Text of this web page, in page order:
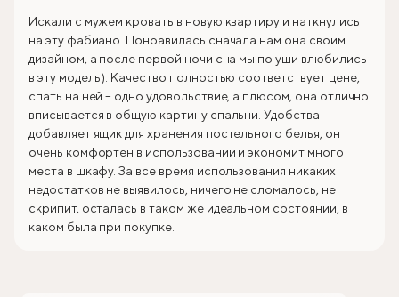
Искали с мужем кровать в новую квартиру и наткнулись
на эту фабиано. Понравилась сначала нам она своим
дизайном, а после первой ночи сна мы по уши влюбились
в эту модель). Качество полностью соответствует цене,
спать на ней – одно удовольствие, а плюсом, она отлично
вписывается в общую картину спальни. Удобства
добавляет ящик для хранения постельного белья, он
очень комфортен в использовании и экономит много
места в шкафу. За все время использования никаких
недостатков не выявилось, ничего не сломалось, не
скрипит, осталась в таком же идеальном состоянии, в
каком была при покупке.